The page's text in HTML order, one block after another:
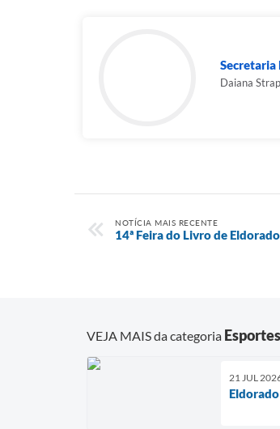
Daiana
NOTÍCIA MAIS RECENTE
14ª Feira do Livro de
VEJA MAIS da categoria
21 JUL